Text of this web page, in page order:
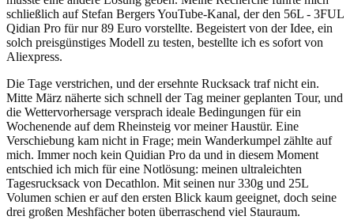
schließlich auf Stefan Bergers YouTube-Kanal, der den 56L - 3FUL
Qidian Pro für nur 89 Euro vorstellte. Begeistert von der Idee, ein
solch preisgünstiges Modell zu testen, bestellte ich es sofort von
Aliexpress.
Die Tage verstrichen, und der ersehnte Rucksack traf nicht ein.
Mitte März näherte sich schnell der Tag meiner geplanten Tour, und
die Wettervorhersage versprach ideale Bedingungen für ein
Wochenende auf dem Rheinsteig vor meiner Haustür. Eine
Verschiebung kam nicht in Frage; mein Wanderkumpel zählte auf
mich. Immer noch kein Quidian Pro da und in diesem Moment
entschied ich mich für eine Notlösung: meinen ultraleichten
Tagesrucksack von Decathlon. Mit seinen nur 330g und 25L
Volumen schien er auf den ersten Blick kaum geeignet, doch seine
drei großen Meshfächer boten überraschend viel Stauraum.